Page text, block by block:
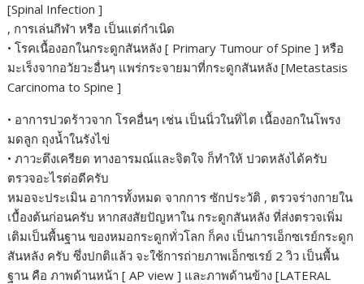
[Spinal Infection ]
, การเล่นกีฬา หรือ เป็นแต่กำเนิด
• โรคเนื้องอกในกระดูกสันหลัง [ Primary Tumour of Spine ] หรือ
มะเร็งจากอวัยวะอื่นๆ แพร่กระจายมาที่กระดูกสันหลัง [Metastasis
Carcinoma to Spine ]
• อาการปวดร้าวจาก โรคอื่นๆ เช่น เป็นนิ่วในทิ่ไต เนื้องอกในโพรง
มดลูก ถุงน้ำในรังไข่
• ภาวะตึงเครียด ทางอารมณ์และจิตใจ ก็ทำให้ ปวดหลังได้ครับ
ตรวจอะไรต่อดีครับ
หมอจะประเมิน อาการทั้งหมด จากการ ซักประวัติ , ตรวจร่างกายใน
เบื้องต้นก่อนครับ หากสงสัยปัญหาใน กระดูกสันหลัง ที่ส่งตรวจเพิ่ม
เติมเป็นพื้นฐาน ของหมอกระดูกทั่วโลก ก็คง เป็นการเอ็กซเรย์กระดูก
สันหลัง ครับ ซึ่งปกติแล้ว จะใช้การถ่ายภาพเอ็กซเรย์ 2 วิว เป็นพื้น
ฐาน คือ ภาพด้านหน้า [ AP view ] และภาพด้านข้าง [LATERAL